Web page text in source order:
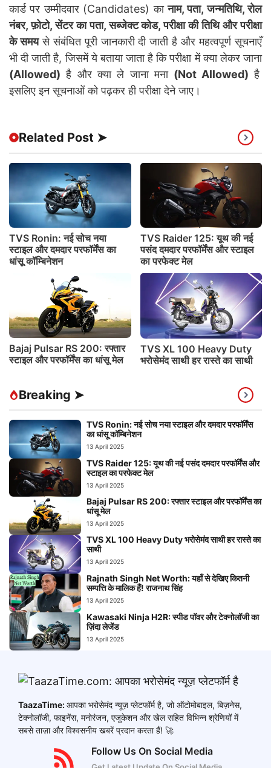
कार्ड पर उम्मीदवार (Candidates) कानाम, पता, जन्मतिथि, रोल
नंबर, फ़ोटो, सेंटर का पता, सब्जेक्ट कोड, परीक्षा की तिथि और परीक्षा
के समयसे संबंधित पूरी जानकारी दी जाती है और महत्वपूर्ण सूचनाएँ
भी दी जाती है, जिसमें ये बताया जाता है कि परीक्षा में क्या लेकर जाना
(Allowed) है और क्या ले जाना मना (Not Allowed)है
इसलिए इन सूचनाओं को पढ़कर ही परीक्षा देने जाए।
Related Post ➤
TVS Ronin: नई सोच नया
स्टाइल और दमदार परफॉर्मेंस का
धांसू कॉम्बिनेशन
TVS Raider 125: यूथ की नई
पसंद दमदार परफॉर्मेंस और स्टाइल
का परफेक्ट मेल
Bajaj Pulsar RS 200: रफ्तार
स्टाइल और परफॉर्मेंस का धांसू मेल
TVS XL 100 Heavy Duty
भरोसेमंद साथी हर रास्ते का साथी
Breaking ➤
TVS Ronin: नई सोच नया स्टाइल और दमदार परफॉर्मेंस
का धांसू कॉम्बिनेशन
13 April 2025
TVS Raider 125: यूथ की नई पसंद दमदार परफॉर्मेंस और
स्टाइल का परफेक्ट मेल
13 April 2025
Bajaj Pulsar RS 200: रफ्तार स्टाइल और परफॉर्मेंस का
धांसू मेल
13 April 2025
TVS XL 100 Heavy Duty भरोसेमंद साथी हर रास्ते का
साथी
13 April 2025
Rajnath Singh Net Worth: यहाँ से देखिए कितनी
सम्पत्ति के मालिक हैं! राजनाथ सिंह
13 April 2025
Kawasaki Ninja H2R: स्पीड पॉवर और टेक्नोलॉजी का
ज़िंदा लेजेंड
13 April 2025
TaazaTime:आपका भरोसेमंद न्यूज़ प्लेटफॉर्म है, जो ऑटोमोबाइल, बिज़नेस,
टेक्नोलॉजी, फाइनेंस, मनोरंजन, एजुकेशन और खेल सहित विभिन्न श्रेणियों में
सबसे ताज़ा और विश्वसनीय खबरें प्रदान करता हैं! 🚀
Follow Us On Social Media